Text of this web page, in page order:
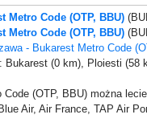
Metro Code (OTP, BBU)
Metro Code (OTP, BBU)
- Bukarest Metro Code
Bukarest (0 km), Ploiesti (58
(OTP, BBU) można
Air, Air France, TAP Air